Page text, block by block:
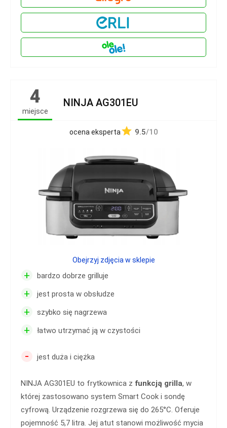
4
miejsce
NINJA AG301EU
ocena eksperta 9.5/10
+ bardzo dobrze grilluje
+ jest prosta w obsłudze
+ szybko się nagrzewa
+ łatwo utrzymać ją w czystości
- jest duża i ciężka
NINJA AG301EU to frytkownica z funkcją grilla, w
której zastosowano system Smart Cook i sondę
cyfrową. Urządzenie rozgrzewa się do 265°C. Oferuje
pojemność 5,7 litra. Jej atut stanowi możliwość mycia
Obejrzyj zdjęcia w sklepie